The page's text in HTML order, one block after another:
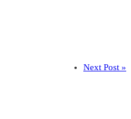
Next Post »